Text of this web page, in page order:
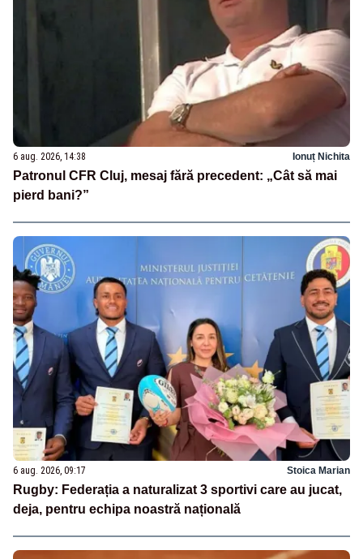
6 aug. 2026, 14:38 Ionuț Nichita
Patronul CFR Cluj, mesaj fără precedent: „Cât să mai
pierd bani?”
6 aug. 2026, 09:17 Stoica Marian
Rugby: Federația a naturalizat 3 sportivi care au jucat,
deja, pentru echipa noastră națională